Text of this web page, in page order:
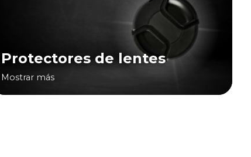
Protectores de lentes
Mostrar más